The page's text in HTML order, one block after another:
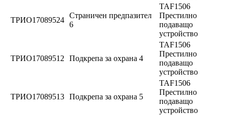
ТРИО17089524
Страничен предпазител
6
TAF1506
Престилно
подаващо
устройство
ТРИО17089512 Подкрепа за охрана 4
TAF1506
Престилно
подаващо
устройство
ТРИО17089513 Подкрепа за охрана 5
TAF1506
Престилно
подаващо
устройство